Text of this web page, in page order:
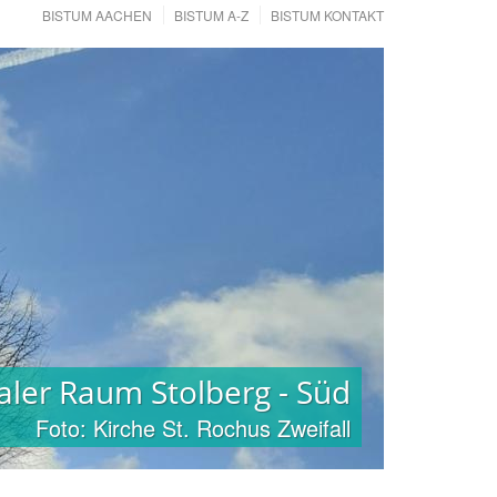
BISTUM AACHEN BISTUM A-Z BISTUM KONTAKT
Raum Stolberg - Süd
Foto: Kirche St. Rochus Zweifall
Raum Stolberg - Süd
Foto: Kirche St. Rochus Zweifall